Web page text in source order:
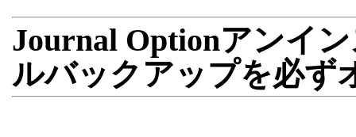
Journal Optionアンイ
ルバックアップを必ず